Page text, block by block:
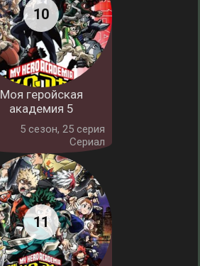
Моя геройская
академия 5
5 cезон, 25 серия
Сериал